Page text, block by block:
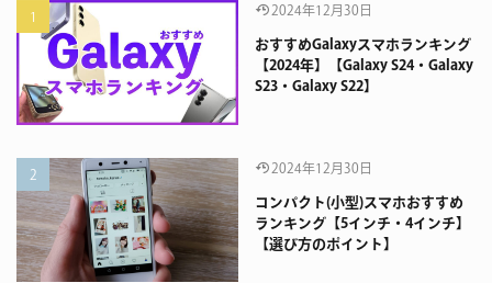
2024年12月30日
おすすめGalaxyスマホランキング
【2024年】【Galaxy S24・Galaxy
S23・Galaxy S22】
2024年12月30日
コンパクト(小型)スマホおすすめ
ランキング【5インチ・4インチ】
【選び方のポイント】